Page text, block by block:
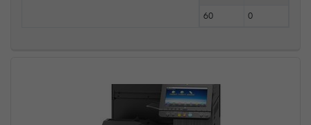
60 0